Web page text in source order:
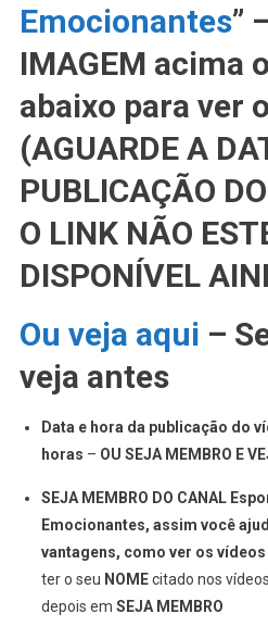
Emocionantes”
IMAGEM acima
abaixo para ver
(AGUARDE A
PUBLICAÇÃO
O LINK NÃO
DISPONÍVEL
Ou veja aqui –
veja antes
Data e hora da publicação do
horas – OU SEJA MEMBRO E
SEJA MEMBRO DO CANAL
Emocionantes, assim você
vantagens, como ver os vídeos
ter o seu NOMEcitado nos
depois em SEJA MEMBRO